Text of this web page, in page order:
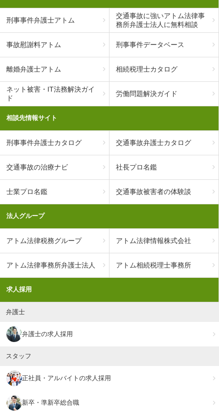
刑事事件弁護士アトム
交通事故に強いアトム法律事
務所弁護士法人に無料相談
事故慰謝料アトム 刑事事件データベース
離婚弁護士アトム 相続税理士カタログ
ネット被害・IT法務解決ガイ
ド
労働問題解決ガイド
相談先情報サイト
刑事事件弁護士カタログ 交通事故弁護士カタログ
交通事故の治療ナビ 社長プロ名鑑
士業プロ名鑑 交通事故被害者の体験談
法人グループ
アトム法律税務グループ アトム法律情報株式会社
アトム法律事務所弁護士法人 アトム相続税理士事務所
求人採用
弁護士
弁護士の求人採用
スタッフ
正社員・アルバイトの求人採用
新卒・準新卒総合職